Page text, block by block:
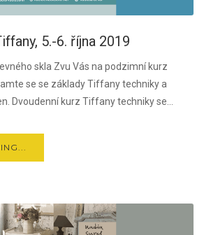
5.-6. října 2019
skla Zvu Vás na podzimní kurz
se se základy Tiffany techniky a
Dvoudenní kurz Tiffany techniky se...